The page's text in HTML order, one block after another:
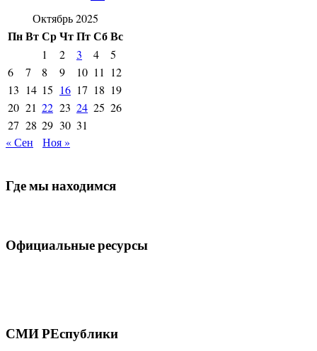
Октябрь 2025
ПнВтСрЧтПтСбВс
1 2 3 4
5
6
7 8 9 10 11
12
13 14 15 16 17 18 19
20 21 22 23 24 25 26
27 28 29 30 31
« Сен
Ноя »
Где мы находимся
Официальные ресурсы
СМИ РЕспублики